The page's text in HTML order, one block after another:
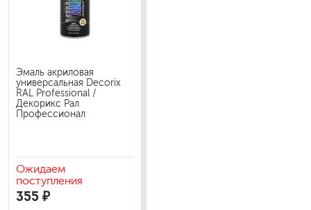
Эмаль акриловая
универсальная Decorix
RAL Professional /
Декорикс Рал
Профессионал
Ожидаем
поступления
355 ₽